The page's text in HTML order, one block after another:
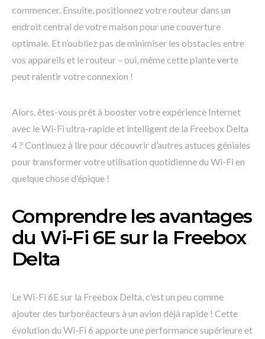
commencer. Ensuite, positionnez votre routeur dans un
endroit central de votre maison pour une couverture
optimale. Et n’oubliez pas de minimiser les obstacles entre
vos appareils et le routeur – oui, même cette plante verte
peut ralentir votre connexion !
Alors, êtes-vous prêt à booster votre expérience Internet
avec le Wi-Fi ultra-rapide et intelligent de la Freebox Delta
4 ? Continuez à lire pour découvrir d’autres astuces géniales
pour transformer votre utilisation quotidienne du Wi-Fi en
quelque chose d’épique !
Comprendre les avantages
du Wi-Fi 6E sur la Freebox
Delta
Le Wi-Fi 6E sur la Freebox Delta, c’est un peu comme
ajouter des turboréacteurs à un avion déjà rapide ! Cette
évolution du Wi-Fi 6 apporte une performance supérieure et